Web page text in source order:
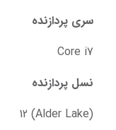
سری پردازنده
Core i7
نسل پردازنده
(Alder Lake) 12